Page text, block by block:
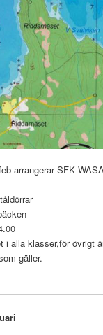
arrangerar SFK
i alla klasser,för övrigt
gäller.